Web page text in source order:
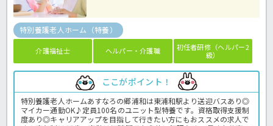
特別養護老人ホーム（特養）
介護福祉士 ヘルパー・介護職
初任者研修（ヘルパー2
級）
ここがポイント！
特別養護老人ホームあすなろの郷浦和は東浦和駅より送迎バスあり◎
マイカー通勤OK♪定員100名のユニット型特養です。資格取得支援制
度あり◎キャリアアップを目指して行きたい方にもおススメの求人で